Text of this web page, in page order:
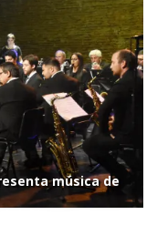
música de